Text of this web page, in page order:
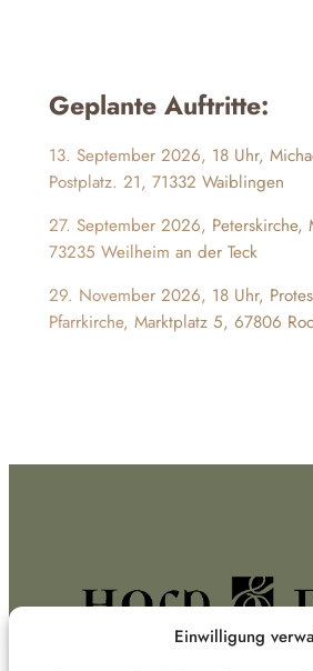
Einwilligung
Geplante Auftritte:
13. September 2026, 18 Uhr,
Postplatz. 21, 71332 Waiblingen
27. September 2026, Peterskirche,
73235 Weilheim an der Teck
29. November 2026, 18 Uhr,
Pfarrkirche, Marktplatz 5, 67806